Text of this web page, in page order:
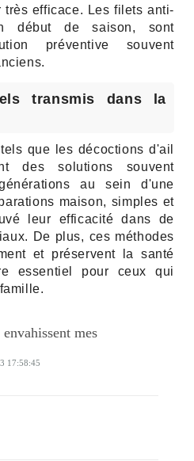
très efficace. Les filets anti-
début de saison, sont
préventive souvent
transmis dans la
que les décoctions d'ail
des solutions souvent
au sein d'une
maison, simples et
leur efficacité dans de
De plus, ces méthodes
et préservent la santé
essentiel pour ceux qui
mes
17:58:45